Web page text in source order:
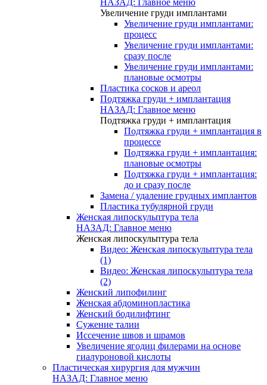
НАЗАД: Главное меню
Увеличение груди имплантами
Увеличение груди имплантами:
процесс
Увеличение груди имплантами:
сразу после
Увеличение груди имплантами:
плановые осмотры
Пластика сосков и ареол
Подтяжка груди + имплантация
НАЗАД: Главное меню
Подтяжка груди + имплантация
Подтяжка груди + имплантация в
процессе
Подтяжка груди + имплантация:
плановые осмотры
Подтяжка груди + имплантация:
до и сразу после
Замена / удаление грудных имплантов
Пластика тубулярной груди
Женская липоскульптура тела
НАЗАД: Главное меню
Женская липоскульптура тела
Видео: Женская липоскульптура тела
(1)
Видео: Женская липоскульптура тела
(2)
Женский липофилинг
Женская абдоминопластика
Женский бодилифтинг
Сужение талии
Иссечение швов и шрамов
Увеличение ягодиц филерами на основе
гиалуроновой кислоты
Пластическая хирургия для мужчин
НАЗАД: Главное меню